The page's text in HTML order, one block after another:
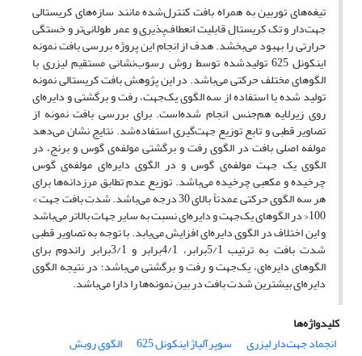
تیغه‌های توربین به همراه بافت کنترل‌شده مانند سازه‌های کریستالی
جهت‌دار و تک کریستال قابلیت انعطاف‌پذیری و عمر طولانی‌تر و خستگی
حرارتی را بهبود می‌بخشد. هدف از انجام این پروژه بررسی بافت نمونه
اینکونل 625 تولیدشده توسط روش رسوب‌نشانی مستقیم لیزری با
الگوهای مختلف حرکتی می‌باشد. در این پژوهش بافت کریستالی نمونه
تولید شده با استفاده از سه الگوی یک‌جهت، رفت و برگشتی و دایره‌ای
روی زیرلایه هم‌جنس انجام شده‌است. برای بررسی بافت نمونه از
تصاویر قطبی و تابع توزیع جهت‌گیری استفاده‌شد. نتایج نشان می‌دهد
مولفه اصلی بافت در الگوی رفت و برگشتی مولفه‌ی گوس و برنج، در
الگوی یک جهت مولفه‌ی گوس و در الگوی دایره‌ای مولفه‌ی گوس
چرخیده و مکعبی چرخیده می‌باشد. توزیع عدم تطابق مرزدانه‌ها برای
هر سه الگوی حرکتی عمدتاً بالای 30 درجه می‌باشد. شدت بافت جهت >
100< در الگوهای یک‌جهت و دایره‌ای نسبت به سایر جهات بالاتر می‌باشد
و این اختلاف در الگوی دایره‌ای افزایش می‌یابد. با توجه به تصاویر قطبی
شدت بافت به ترتیب 5/1برابر، 4/1برابر و 3/1برابر راندوم برای
الگوهای دایره‌ای، یک‌جهت و رفت و برگشتی می‌باشد؛ در نتیجه الگوی
دایره‌ای بیشترین شدت بافت در بین نمونه‌ها را دارا می‌باشد.
کلیدواژه‌ها
انجماد جهت‌دار لیزری
سوپرآلیاژ اینکونل 625 الگوی روبش